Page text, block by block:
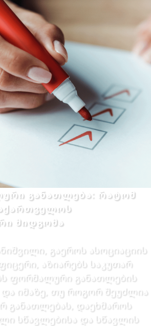
განათლება: რატომ
მიდგომა
გაეროს ასოციაციის
აზიარებს საკუთარ
ფორმალური განათლების
და იმაზე, თუ როგორ შეუძლია
განათლებას, დაეხმაროს
სწავლებისა და სწავლის